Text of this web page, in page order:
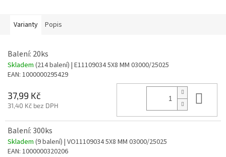
Varianty Popis
Balení: 20ks
Skladem (214 balení) | E11109034 5X8 MM 03000/25025
EAN: 1000000295429
37,99 Kč
31,40 Kč bez DPH
Balení: 300ks
Skladem (9 balení) | VO11109034 5X8 MM 03000/25025
EAN: 1000000320206